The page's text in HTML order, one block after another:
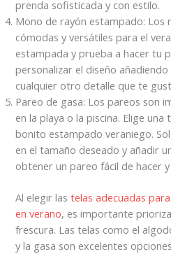
prenda sofisticada y con estilo.
Mono de rayón estampado: Los
cómodas y versátiles para el
estampada y prueba a hacer tu
personalizar el diseño
cualquier otro detalle que te
Pareo de gasa: Los pareos son
en la playa o la piscina. Elige
bonito estampado veraniego.
en el tamaño deseado y añadir
obtener un pareo fácil de hacer
Al elegir lastelas adecuadas
en verano, es importante
frescura. Las telas como el
y la gasa son excelentes